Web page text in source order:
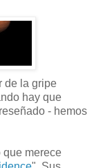
de la gripe
hay que
- hemos
que merece